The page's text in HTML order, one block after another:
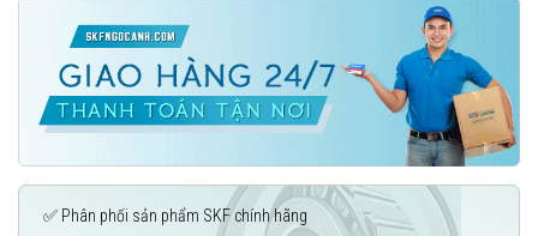
✅ Phân phối sản phẩm SKF chính hãng